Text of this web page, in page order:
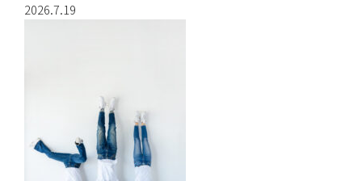
2026.7.19